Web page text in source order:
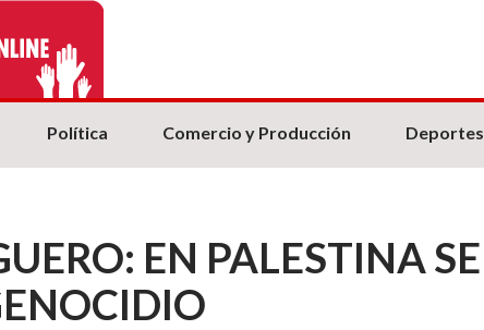
Política Comercio y Producción Deportes
EN PALESTINA SE